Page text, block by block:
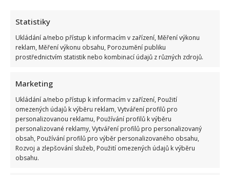
Statistiky
Ukládání a/nebo přístup k informacím v zařízení, Měření výkonu
reklam, Měření výkonu obsahu, Porozumění publiku
prostřednictvím statistik nebo kombinací údajů z různých zdrojů.
Marketing
Ukládání a/nebo přístup k informacím v zařízení, Použití
omezených údajů k výběru reklam, Vytváření profilů pro
personalizovanou reklamu, Používání profilů k výběru
personalizované reklamy, Vytváření profilů pro personalizovaný
obsah, Používání profilů pro výběr personalizovaného obsahu,
Rozvoj a zlepšování služeb, Použití omezených údajů k výběru
obsahu.
Dagmar Pecková pod palbou kritiky: Mračková Vildumetzová
jí vytkla natáčení se při řízení a ptá se, zda je to v pořádku